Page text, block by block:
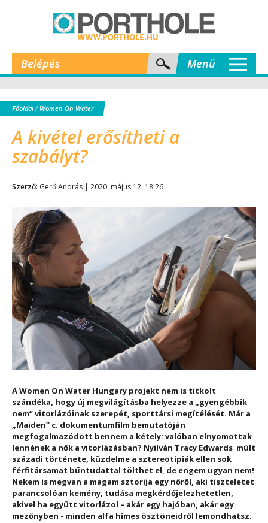
Belépés Menü
Főoldal/ Women On Water
A kivétel erősítheti a
szabályt?
Szerző: Gerő András | 2020. május 12. 18:26
A Women On Water Hungary projekt nem is titkolt
szándéka, hogy új megvilágításba helyezze a „gyengébbik
nem” vitorlázóinak szerepét, sporttársi megítélését. Már a
„Maiden” c. dokumentumfilm bemutatóján
megfogalmazódott bennem a kétely: valóban elnyomottak
lennének a nők a vitorlázásban? Nyilván Tracy Edwards múlt
századi története, küzdelme a sztereotipiák ellen sok
férfitársamat bűntudattal tölthet el, de engem ugyan nem!
Nekem is megvan a magam sztorija egy nőről, aki tiszteletet
parancsolóan kemény, tudása megkérdőjelezhetetlen,
akivel ha együtt vitorlázol – akár egy hajóban, akár egy
mezőnyben - minden alfa hímes ösztöneidről lemondhatsz.